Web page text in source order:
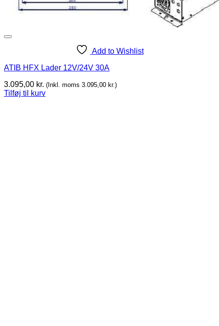
Add to Wishlist
ATIB HFX Lader 12V/24V 30A
3.095,00 kr. (Inkl. moms 3.095,00 kr.)
Tilføj til kurv